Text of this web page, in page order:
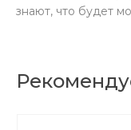
знают, что будет